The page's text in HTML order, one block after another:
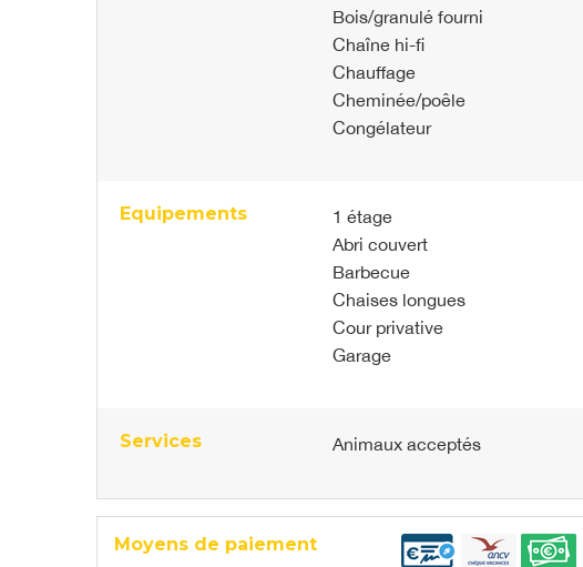
Bois/granulé fourni
Chaîne hi-fi
Chauffage
Cheminée/poêle
Congélateur
Equipements
1 étage
Abri couvert
Barbecue
Chaises longues
Cour privative
Garage
Services Animaux acceptés
Moyens de paiement